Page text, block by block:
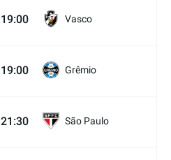
19:00 Vasco
19:00 Grêmio
21:30 São Paulo